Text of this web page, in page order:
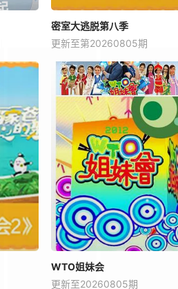
密室大逃脱第八季
更新至第20260805期
WTO姐妹会
更新至20260805期